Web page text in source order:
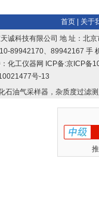
首页|
关于
诚科技有限公司 地 址：北
89942170、89942167 手
化工仪器网 ICP备:京ICP备
号-13
油气采样器，杂质度过滤